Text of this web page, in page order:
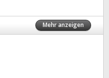
Mehr anzeigen